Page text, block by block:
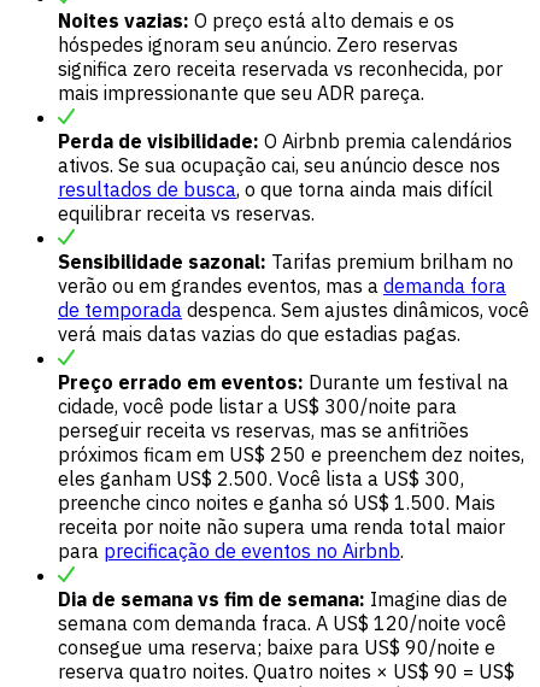
Noites vazias: O preço está alto demais e os
hóspedes ignoram seu anúncio. Zero reservas
significa zero receita reservada vs reconhecida, por
mais impressionante que seu ADR pareça.
Perda de visibilidade: O Airbnb premia calendários
ativos. Se sua ocupação cai, seu anúncio desce nos
resultados de busca, o que torna ainda mais difícil
equilibrar receita vs reservas.
Sensibilidade sazonal: Tarifas premium brilham no
verão ou em grandes eventos, mas a demanda fora
de temporada despenca. Sem ajustes dinâmicos, você
verá mais datas vazias do que estadias pagas.
Preço errado em eventos: Durante um festival na
cidade, você pode listar a US$ 300/noite para
perseguir receita vs reservas, mas se anfitriões
próximos ficam em US$ 250 e preenchem dez noites,
eles ganham US$ 2.500. Você lista a US$ 300,
preenche cinco noites e ganha só US$ 1.500. Mais
receita por noite não supera uma renda total maior
para precificação de eventos no Airbnb.
Dia de semana vs fim de semana: Imagine dias de
semana com demanda fraca. A US$ 120/noite você
consegue uma reserva; baixe para US$ 90/noite e
reserva quatro noites. Quatro noites × US$ 90 = US$